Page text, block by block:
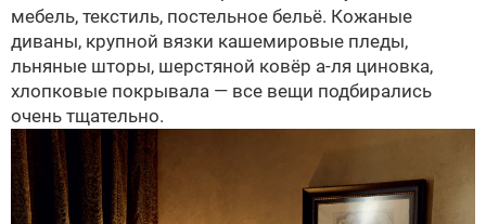
мебель, текстиль, постельное бельё. Кожаные
диваны, крупной вязки кашемировые пледы,
льняные шторы, шерстяной ковёр а-ля циновка,
хлопковые покрывала — все вещи подбирались
очень тщательно.